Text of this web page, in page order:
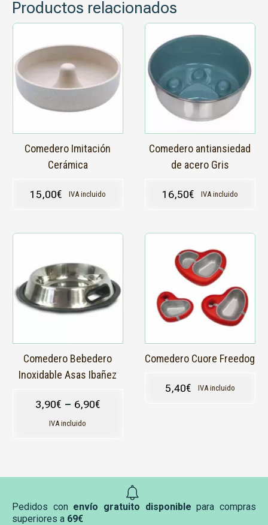
Productos relacionados
Comedero Imitación
Cerámica
15,00€ IVA incluido
Este
tiene
múltiples
variantes.
Las
opciones
elegir
producto
Comedero antiansiedad
de acero Gris
16,50€ IVA incluido
Comedero Bebedero
Inoxidable Asas Ibañez
3,90€ – 6,90€
IVA incluido
Este
múltiples
variantes.
Las
opciones
elegir
página
producto
Comedero Cuore Freedog
5,40€ IVA incluido
Pedidos con envío gratuito disponible para compras
superiores a 69€